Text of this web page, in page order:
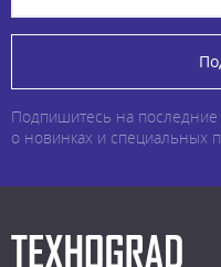
Подпишитесь на последние
о новинках и специальных